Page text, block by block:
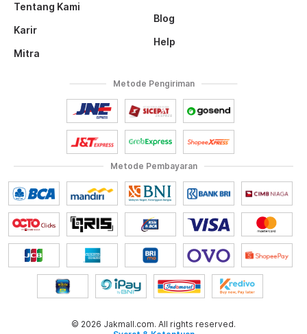
Tentang Kami
Karir
Mitra
Blog
Help
Metode Pembayaran
Metode Pengiriman
© 2026 Jakmall.com. All rights reserved.